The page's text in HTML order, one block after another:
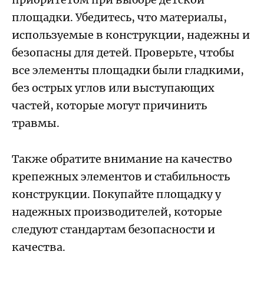
площадки. Убедитесь, что материалы,
используемые в конструкции, надежны и
безопасны для детей. Проверьте, чтобы
все элементы площадки были гладкими,
без острых углов или выступающих
частей, которые могут причинить
травмы.
Также обратите внимание на качество
крепежных элементов и стабильность
конструкции. Покупайте площадку у
надежных производителей, которые
следуют стандартам безопасности и
качества.